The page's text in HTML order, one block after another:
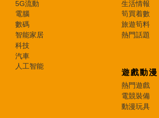
5G流動
電腦
數碼
智能家居
科技
汽車
人工智能
生活情報
筍買着數
旅遊筍料
熱門話題
遊戲動漫
熱門遊戲
電競裝備
動漫玩具